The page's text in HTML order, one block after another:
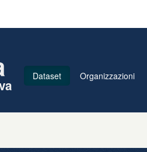
Dataset Organizzazioni